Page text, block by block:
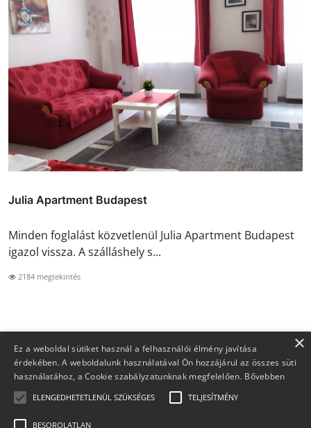
Julia Apartment Budapest
Minden foglalást közvetlenül Julia Apartment Budapest
igazol vissza. A szálláshely s...
2184 megtekintés
×
Ez a weboldal sütiket használ a felhasználói élmény javítása
érdekében. A weboldalunk használatával Ön hozzájárul az összes süti
használatához, a Cookie szabályzatunknak megfelelően. Bővebben
ELENGEDHETETLENÜL SZÜKSÉGES TELJESÍTMÉNY
BESOROLATLAN